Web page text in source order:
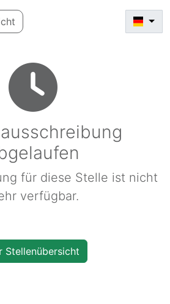
für diese Stelle ist nicht
verfügbar.
Stellenübersicht